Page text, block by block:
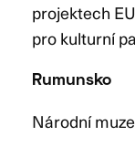
projektech
pro kulturní
Rumunsko
Národní